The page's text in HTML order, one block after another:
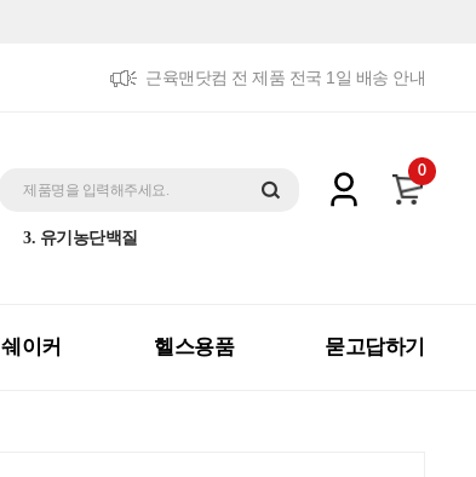
근육맨닷컴 전 제품 전국 1일 배송 안내
제품명을 입력해주세요.
1. 제트맥스게이너
3. 유기농단백질
0
쉐이커 헬스용품 묻고답하기